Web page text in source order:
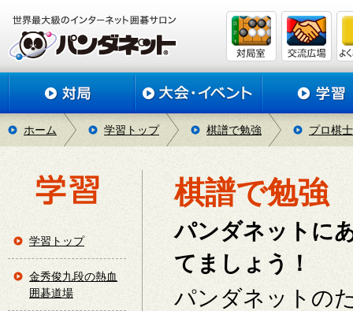
ホーム 学習トップ 棋譜で勉強 プロ棋
棋譜で勉強
パンダネットに
てましょう！
パンダネットの
学習トップ
金秀俊九段の熱血
囲碁道場